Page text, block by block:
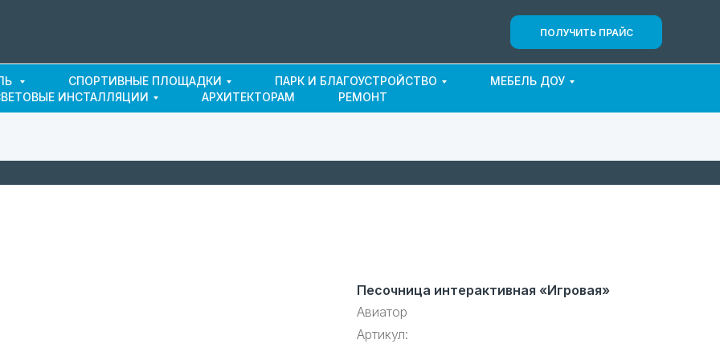
ПОЛУЧИТЬ ПРАЙС
СПОРТИВНЫЕ ПЛОЩАДКИ ПАРК И БЛАГОУСТРОЙСТВО
МЕБЕЛЬ ДОУ
ИНСТАЛЛЯЦИИ
АРХИТЕКТОРАМ РЕМОНТ
Песочница интерактивная «Игровая»
Авиатор
Артикул: